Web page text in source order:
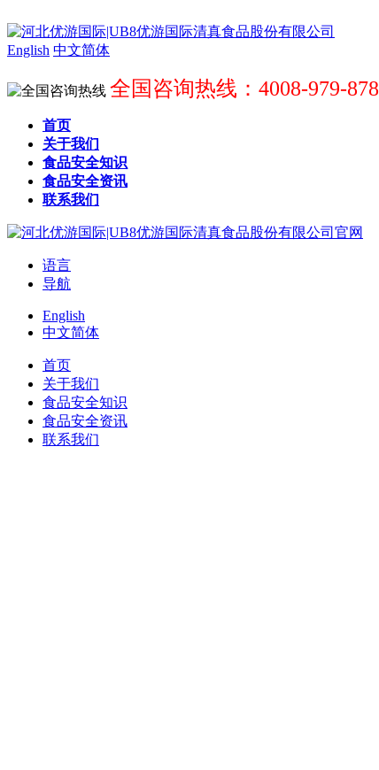
English 中文简体
全国咨询热线：4008-979-878
首页
关于我们
食品安全知识
食品安全资讯
联系我们
语言
导航
English
中文简体
首页
关于我们
食品安全知识
食品安全资讯
联系我们